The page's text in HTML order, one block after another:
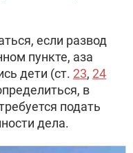
если развод
пункте, аза
дети (ст. 23, 24
в
подать
дела.